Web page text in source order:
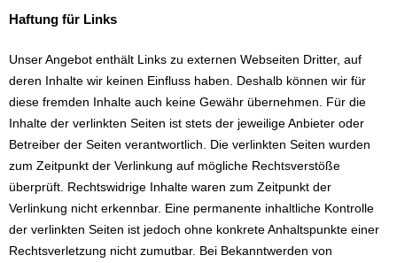
Haftung für Links
Unser Angebot enthält Links zu externen Webseiten Dritter, auf
deren Inhalte wir keinen Einfluss haben. Deshalb können wir für
diese fremden Inhalte auch keine Gewähr übernehmen. Für die
Inhalte der verlinkten Seiten ist stets der jeweilige Anbieter oder
Betreiber der Seiten verantwortlich. Die verlinkten Seiten wurden
zum Zeitpunkt der Verlinkung auf mögliche Rechtsverstöße
überprüft. Rechtswidrige Inhalte waren zum Zeitpunkt der
Verlinkung nicht erkennbar. Eine permanente inhaltliche Kontrolle
der verlinkten Seiten ist jedoch ohne konkrete Anhaltspunkte einer
Rechtsverletzung nicht zumutbar. Bei Bekanntwerden von